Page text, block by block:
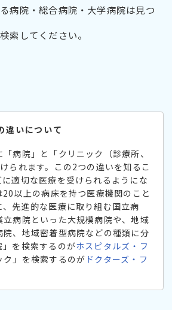
病院・総合病院・大学病院は見つ
索してください。
違いについて
病院」と「クリニック（診療所、
られます。この2つの違いを知るこ
適切な医療を受けられるようにな
20以上の病床を持つ医療機関のこと
先進的な医療に取り組む国立病
立病院といった大規模病院や、地域
院、地域密着型病院などの種類に分
」を検索するのがホスピタルズ・フ
ク」を検索するのが ドクターズ・フ